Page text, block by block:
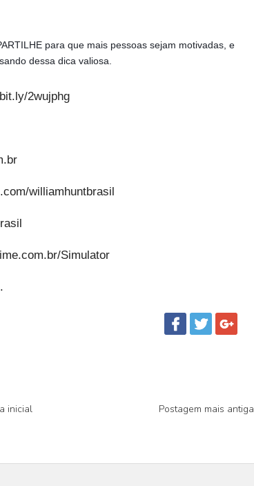
para que mais pessoas sejam motivadas, e
dessa dica valiosa.
2wujphg
williamhuntbrasil
Simulator
inicial Postagem mais antiga